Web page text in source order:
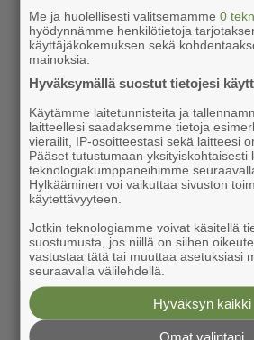
Me ja huolellisesti valitsemamme0
hyödynnämme henkilötietoja
käyttäjäkokemuksen sekä
mainoksia.
Hyväksymällä suostut tietojesi
Käytämme laitetunnisteita ja
laitteellesi saadaksemme tietoja
vierailit, IP-osoitteestasi sekä laitteesi
Pääset tutustumaan yksityiskohtaisesti
teknologiakumppaneihimme
Hylkääminen voi vaikuttaa sivuston
käytettävyyteen.
Jotkin teknologiamme voivat käsitellä
suostumusta, jos niillä on siihen
vastustaa tätä tai muuttaa asetuksiasi
seuraavalla välilehdellä.
Hyväksyn kaikki
Omat valintani